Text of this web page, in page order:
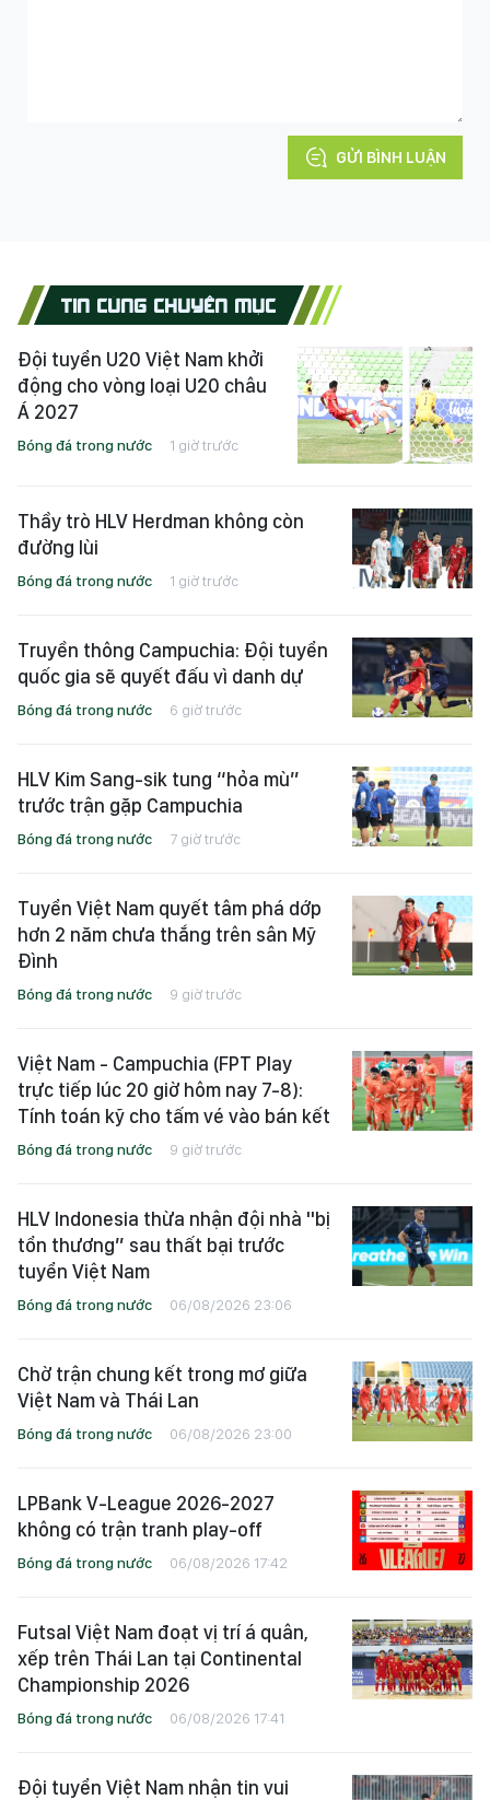
GỬI BÌNH LUẬN
TIN CÙNG CHUYÊN MỤC
Đội tuyển U20 Việt Nam khởi
động cho vòng loại U20 châu
Á 2027
Bóng đá trong nước 1 giờ trước
Thầy trò HLV Herdman không còn
đường lùi
Bóng đá trong nước 1 giờ trước
Truyền thông Campuchia: Đội tuyển
quốc gia sẽ quyết đấu vì danh dự
Bóng đá trong nước 6 giờ trước
HLV Kim Sang-sik tung “hỏa mù”
trước trận gặp Campuchia
Bóng đá trong nước 7 giờ trước
Tuyển Việt Nam quyết tâm phá dớp
hơn 2 năm chưa thắng trên sân Mỹ
Đình
Bóng đá trong nước 9 giờ trước
Việt Nam - Campuchia (FPT Play
trực tiếp lúc 20 giờ hôm nay 7-8):
Tính toán kỹ cho tấm vé vào bán kết
Bóng đá trong nước 9 giờ trước
HLV Indonesia thừa nhận đội nhà "bị
tổn thương” sau thất bại trước
tuyển Việt Nam
Bóng đá trong nước 06/08/2026 23:06
Chờ trận chung kết trong mơ giữa
Việt Nam và Thái Lan
Bóng đá trong nước 06/08/2026 23:00
LPBank V-League 2026-2027
không có trận tranh play-off
Bóng đá trong nước 06/08/2026 17:42
Futsal Việt Nam đoạt vị trí á quân,
xếp trên Thái Lan tại Continental
Championship 2026
Bóng đá trong nước 06/08/2026 17:41
Đội tuyển Việt Nam nhận tin vui